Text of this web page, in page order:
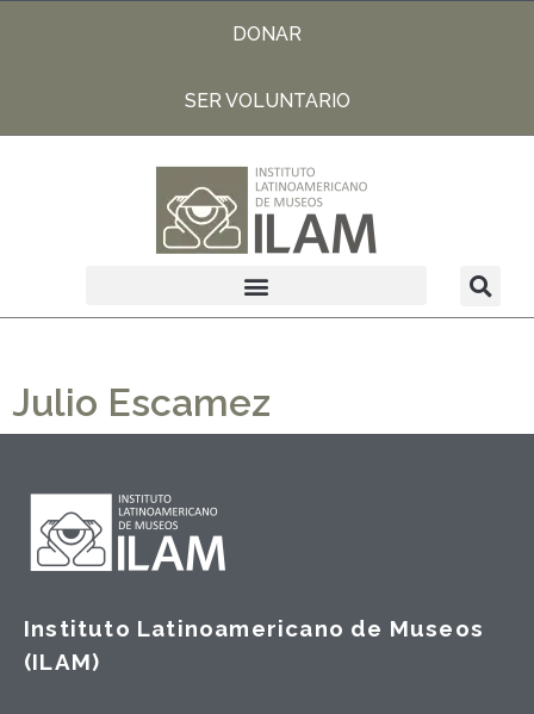
DONAR
SER VOLUNTARIO
Julio Escamez
Instituto Latinoamericano de Museos
(ILAM)